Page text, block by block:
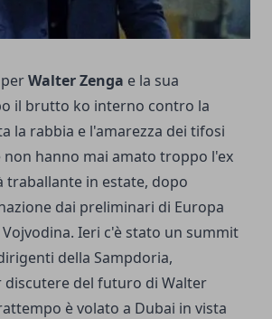
Walter Zenga e la sua
il brutto ko interno contro la
la rabbia e l'amarezza dei tifosi
non hanno mai amato troppo l'ex
traballante in estate, dopo
dai preliminari di Europa
Ieri c'è stato un summit
della Sampdoria,
discutere del futuro di Walter
è volato a Dubai in vista